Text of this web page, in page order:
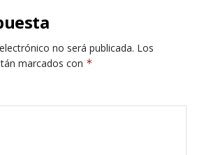
no será publicada. Los
marcados con *